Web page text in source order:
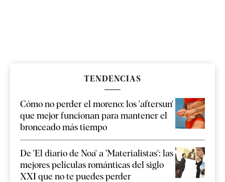
TENDENCIAS
Cómo no perder el moreno: los 'aftersun'
que mejor funcionan para mantener el
bronceado más tiempo
De 'El diario de Noa' a 'Materialistas': las
mejores películas románticas del siglo
XXI que no te puedes perder